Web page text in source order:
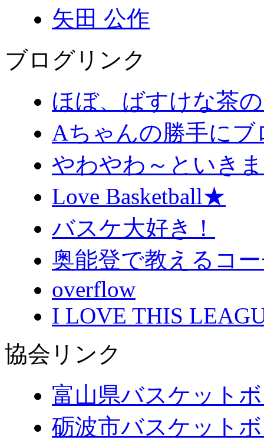
矢田 公作
ブログリンク
ほぼ、ばすけな茶
Aちゃんの勝手にブ
やわやわ～といき
Love Basketball★
バスケ大好き！
奥能登で教えるコ
overflow
I LOVE THIS
協会リンク
富山県バスケット
砺波市バスケット